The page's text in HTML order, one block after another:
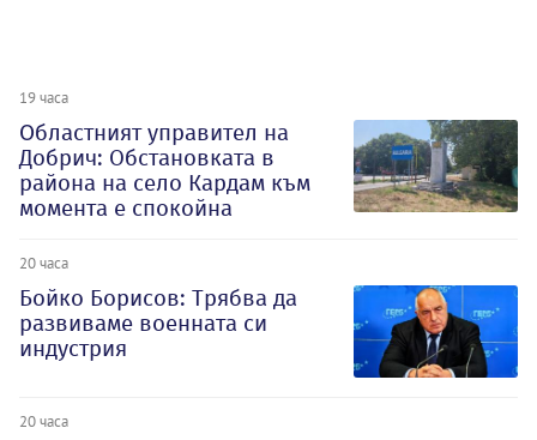
19 часа
Oбластният управител на
Добрич: Обстановката в
района на село Кардам към
момента е спокойна
20 часа
Бойко Борисов: Трябва да
развиваме военната си
индустрия
20 часа